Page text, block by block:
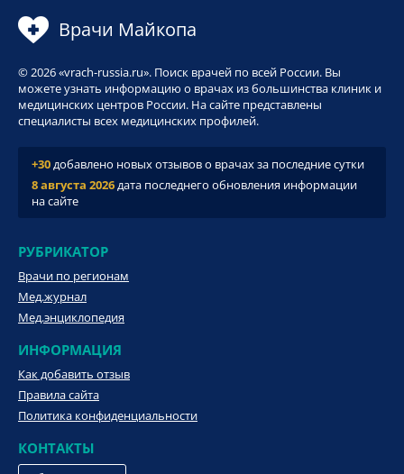
Врачи Майкопа
© 2026 «vrach-russia.ru». Поиск врачей по всей России. Вы
можете узнать информацию о врачах из большинства клиник и
медицинских центров России. На сайте представлены
специалисты всех медицинских профилей.
+30добавлено новых отзывов о врачах за последние сутки
8 августа 2026дата последнего обновления информации
на сайте
РУБРИКАТОР
Врачи по регионам
Мед.журнал
Мед.энциклопедия
ИНФОРМАЦИЯ
Как добавить отзыв
Правила сайта
Политика конфиденциальности
КОНТАКТЫ